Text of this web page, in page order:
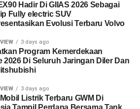
Hadir Di GIIAS 2026 Sebagai
Fully electric SUV
Evolusi Terbaru Volvo
3 days ago
Program Kemerdekaan
2026 Di Seluruh Jaringan Diler Dan
3 days ago
Listrik Terbaru GWM Di
Tampil Perdana Bersama Tank